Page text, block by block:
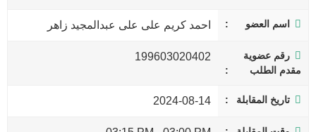
اسم العضو احمد كريم على على عبدالمجيد زاهر
رقم عضوية
مقدم الطلب
199603020402
تاريخ المقابلة 2024-08-14